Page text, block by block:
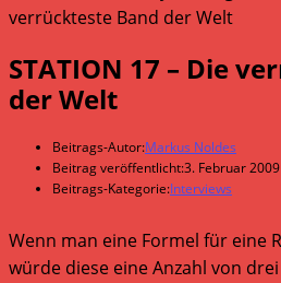
STATION 17 – Die
der Welt
Beitrags-Autor:Markus Noldes
Beitrag veröffentlicht:3. Februar 2009
Beitrags-Kategorie:Interviews
Wenn man eine Formel für eine
würde diese eine Anzahl von